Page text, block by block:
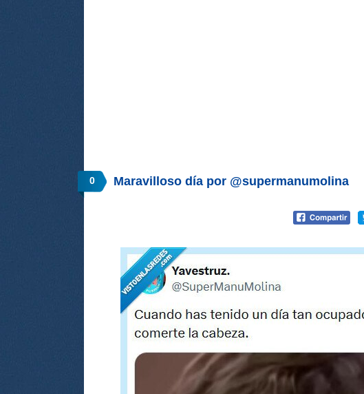
0 Maravilloso día por @supermanumolina